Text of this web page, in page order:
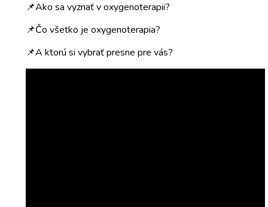
📌Ako sa vyznať v oxygenoterapii?
📌Čo všetko je oxygenoterapia?
📌A ktorú si vybrať presne pre vás?